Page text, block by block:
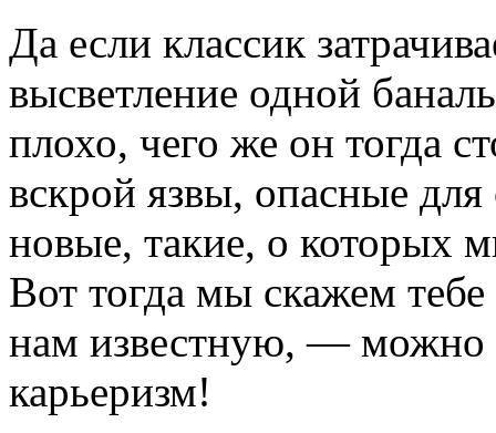
Да если классик
высветление одной
плохо, чего же он тогда
вскрой язвы, опасные
новые, такие, о которых
Вот тогда мы скажем
нам известную, — можно
карьеризм!